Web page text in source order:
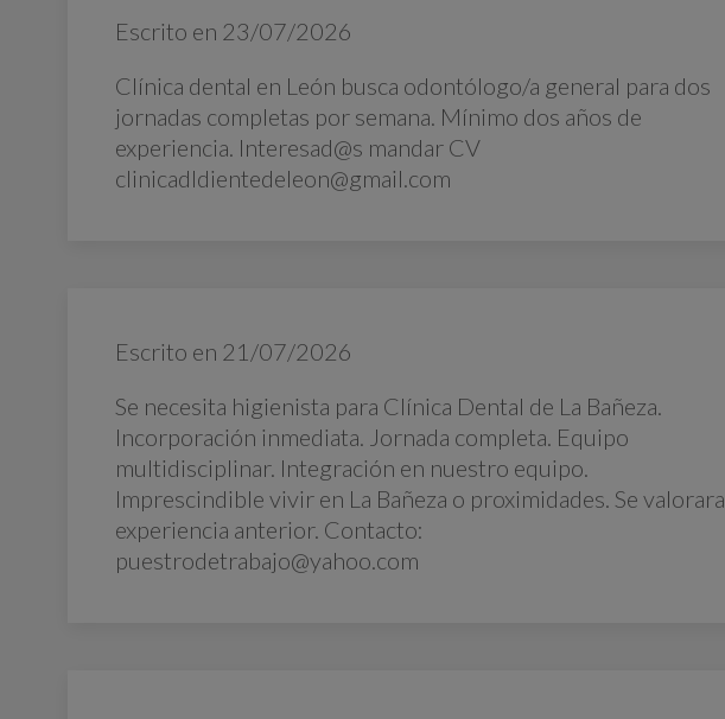
Escrito en 23/07/2026
Clínica dental en León busca odontólogo/a general para dos
jornadas completas por semana. Mínimo dos años de
experiencia. Interesad@s mandar CV
clinicadldientedeleon@gmail.com
Escrito en 21/07/2026
Se necesita higienista para Clínica Dental de La Bañeza.
Incorporación inmediata. Jornada completa. Equipo
multidisciplinar. Integración en nuestro equipo.
Imprescindible vivir en La Bañeza o proximidades. Se valorara
experiencia anterior. Contacto:
puestrodetrabajo@yahoo.com